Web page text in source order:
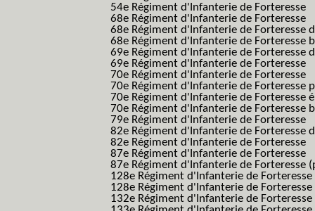
54e Régiment d'Infanterie de Forteresse
68e Régiment d'Infanterie de Forteresse
68e Régiment d'Infanterie de Forteresse
68e Régiment d'Infanterie de Forteresse
69e Régiment d'Infanterie de Forteresse
69e Régiment d'Infanterie de Forteresse
70e Régiment d'Infanterie de Forteresse
70e Régiment d'Infanterie de Forteresse
70e Régiment d'Infanterie de Forteresse
70e Régiment d'Infanterie de Forteresse
79e Régiment d'Infanterie de Forteresse
82e Régiment d'Infanterie de Forteresse
82e Régiment d'Infanterie de Forteresse
87e Régiment d'Infanterie de Forteresse
87e Régiment d'Infanterie de Forteresse
128e Régiment d'Infanterie de Forteresse
128e Régiment d'Infanterie de
132e Régiment d'Infanterie de Forteresse